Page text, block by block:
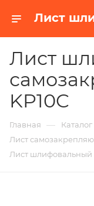
Лист
KP10C
Главная — Каталог
Лист
Лист шлифовальный